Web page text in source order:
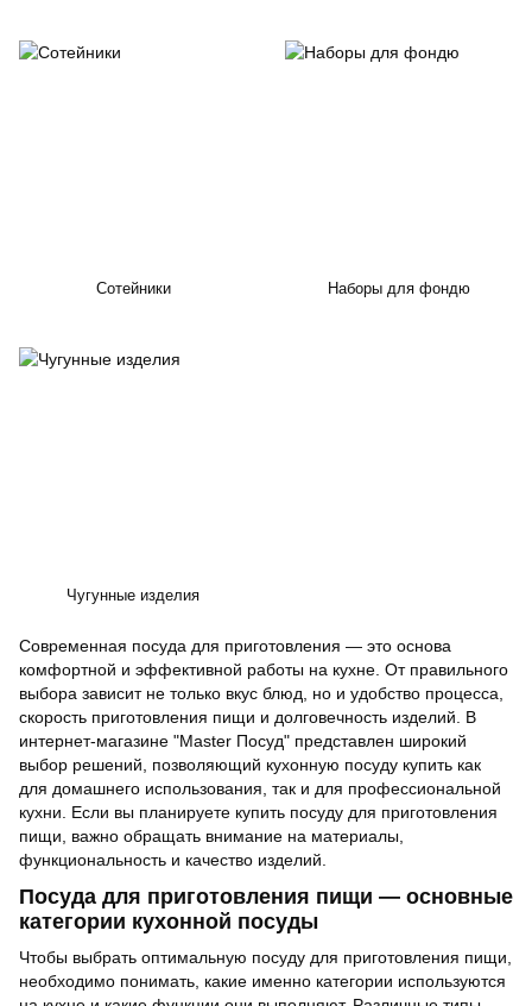
Современная посуда для приготовления — это основа
комфортной и эффективной работы на кухне. От правильного
выбора зависит не только вкус блюд, но и удобство процесса,
скорость приготовления пищи и долговечность изделий. В
интернет-магазине "Master Посуд" представлен широкий
выбор решений, позволяющий кухонную посуду купить как
для домашнего использования, так и для профессиональной
кухни. Если вы планируете купить посуду для приготовления
пищи, важно обращать внимание на материалы,
функциональность и качество изделий.
Посуда для приготовления пищи — основные
категории кухонной посуды
Чтобы выбрать оптимальную посуду для приготовления пищи,
необходимо понимать, какие именно категории используются
Сотейники Наборы для фондю
Чугунные изделия